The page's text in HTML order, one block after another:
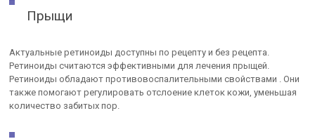
Прыщи
Актуальные ретиноиды доступны по рецепту и без рецепта.
Ретиноиды считаются эффективными для лечения прыщей.
Ретиноиды обладают противовоспалительными свойствами . Они
также помогают регулировать отслоение клеток кожи, уменьшая
количество забитых пор.